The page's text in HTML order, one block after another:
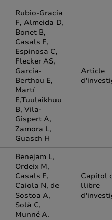
Rubio-Gracia
F, Almeida D,
Bonet B,
Casals F,
Espinosa C,
Flecker AS,
García-
Berthou E,
Martí
E,Tuulaikhuu
B, Vila-
Gispert A,
Zamora L,
Guasch H
Article
Benejam L,
Ordeix M,
Casals F,
Caiola N, de
Sostoa A,
Solà C,
Munné A.
Capítol
llibre